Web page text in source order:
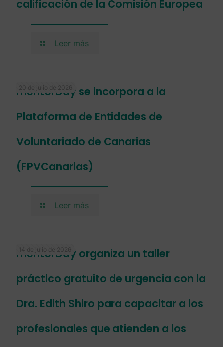
calificación de la Comisión Europea
Leer más
20 de julio de 2026
mentorDay se incorpora a la
Plataforma de Entidades de
Voluntariado de Canarias
(FPVCanarias)
Leer más
14 de julio de 2026
mentorDay organiza un taller
práctico gratuito de urgencia con la
Dra. Edith Shiro para capacitar a los
profesionales que atienden a los